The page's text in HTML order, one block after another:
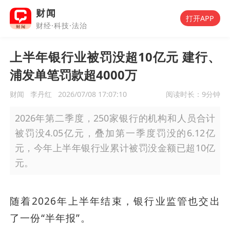
财闻
财经·科技·法治
打开APP
上半年银行业被罚没超10亿元 建行、
浦发单笔罚款超4000万
财闻 李丹红 2026/07/08 17:07:10 阅读时长： 9分钟
2026年第二季度，250家银行的机构和人员合计
被罚没4.05亿元，叠加第一季度罚没的6.12亿
元，今年上半年银行业累计被罚没金额已超10亿
元。
随着2026年上半年结束，银行业监管也交出
了一份“半年报”。